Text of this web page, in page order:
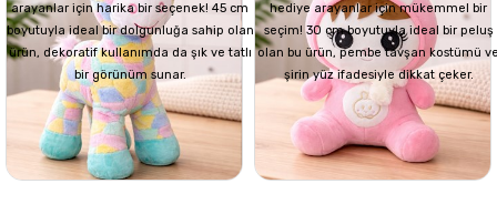
arayanlar için harika bir seçenek! 45 cm
boyutuyla ideal bir dolgunluğa sahip olan
ürün, dekoratif kullanımda da şık ve tatlı
bir görünüm sunar.
hediye arayanlar için mükemmel bir
seçim! 30 cm boyutuyla ideal bir peluş
olan bu ürün, pembe tavşan kostümü
şirin yüz ifadesiyle dikkat çeker.